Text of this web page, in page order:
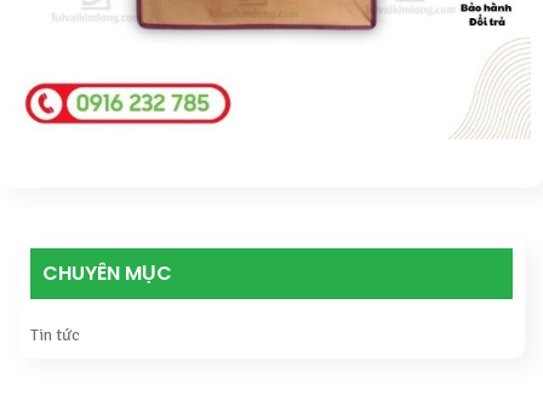
CHUYÊN MỤC
Tin tức